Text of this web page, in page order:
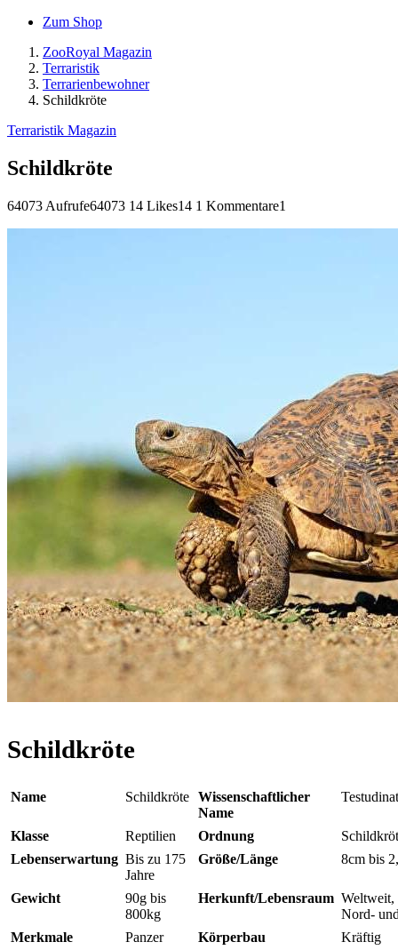
Zum Shop
ZooRoyal Magazin
Terraristik
Terrarienbewohner
Schildkröte
Terraristik Magazin
Schildkröte
64073 Aufrufe64073 14 Likes14 1 Kommentare1
Schildkröte
Name Schildkröte Wissenschaftlicher
Name
Klasse Reptilien Ordnung
Lebenserwartung Bis zu 175
Jahre
Größe/Länge 8cm bis
Gewicht
90g bis
800kg
Herkunft/Lebensraum Weltweit,
Nord-
Merkmale
Panzer Körperbau
Kräftig